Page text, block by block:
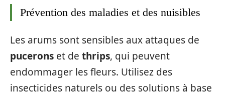
Prévention des maladies et des nuisibles
Les arums sont sensibles aux attaques de
pucerons et de thrips, qui peuvent
endommager les fleurs. Utilisez des
insecticides naturels ou des solutions à base